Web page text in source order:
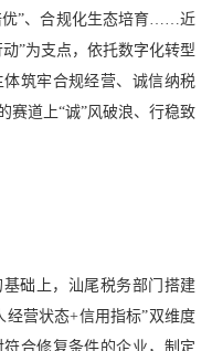
优”、合规化生态培育……近
”为支点，依托数字化转型
筑牢合规经营、诚信纳税
赛道上“诚”风破浪、行稳致
础上，汕尾税务部门搭建
营状态+信用指标”双维度
合修复条件的企业，制定